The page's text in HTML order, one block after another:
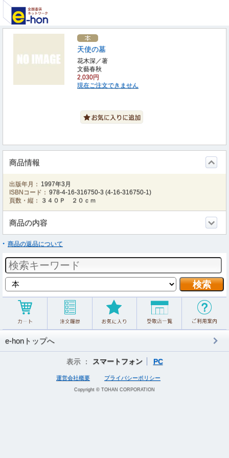
天使の墓
花木深／著
文藝春秋
2,030円
現在ご注文できません
商品情報
出版年月： 1997年3月
ISBNコード： 978-4-16-316750-3 (4-16-316750-1)
頁数・縦：
３４０Ｐ ２０ｃｍ
商品の内容
商品の返品について
e-honトップへ
表示 ： スマートフォン PC
運営会社概要 プライバシーポリシー
Copyright © TOHAN CORPORATION